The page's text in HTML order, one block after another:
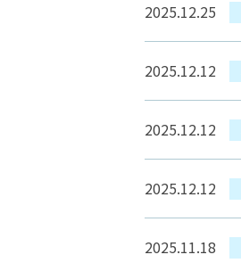
2025.12.25
2025.12.12
2025.12.12
2025.12.12
2025.11.18